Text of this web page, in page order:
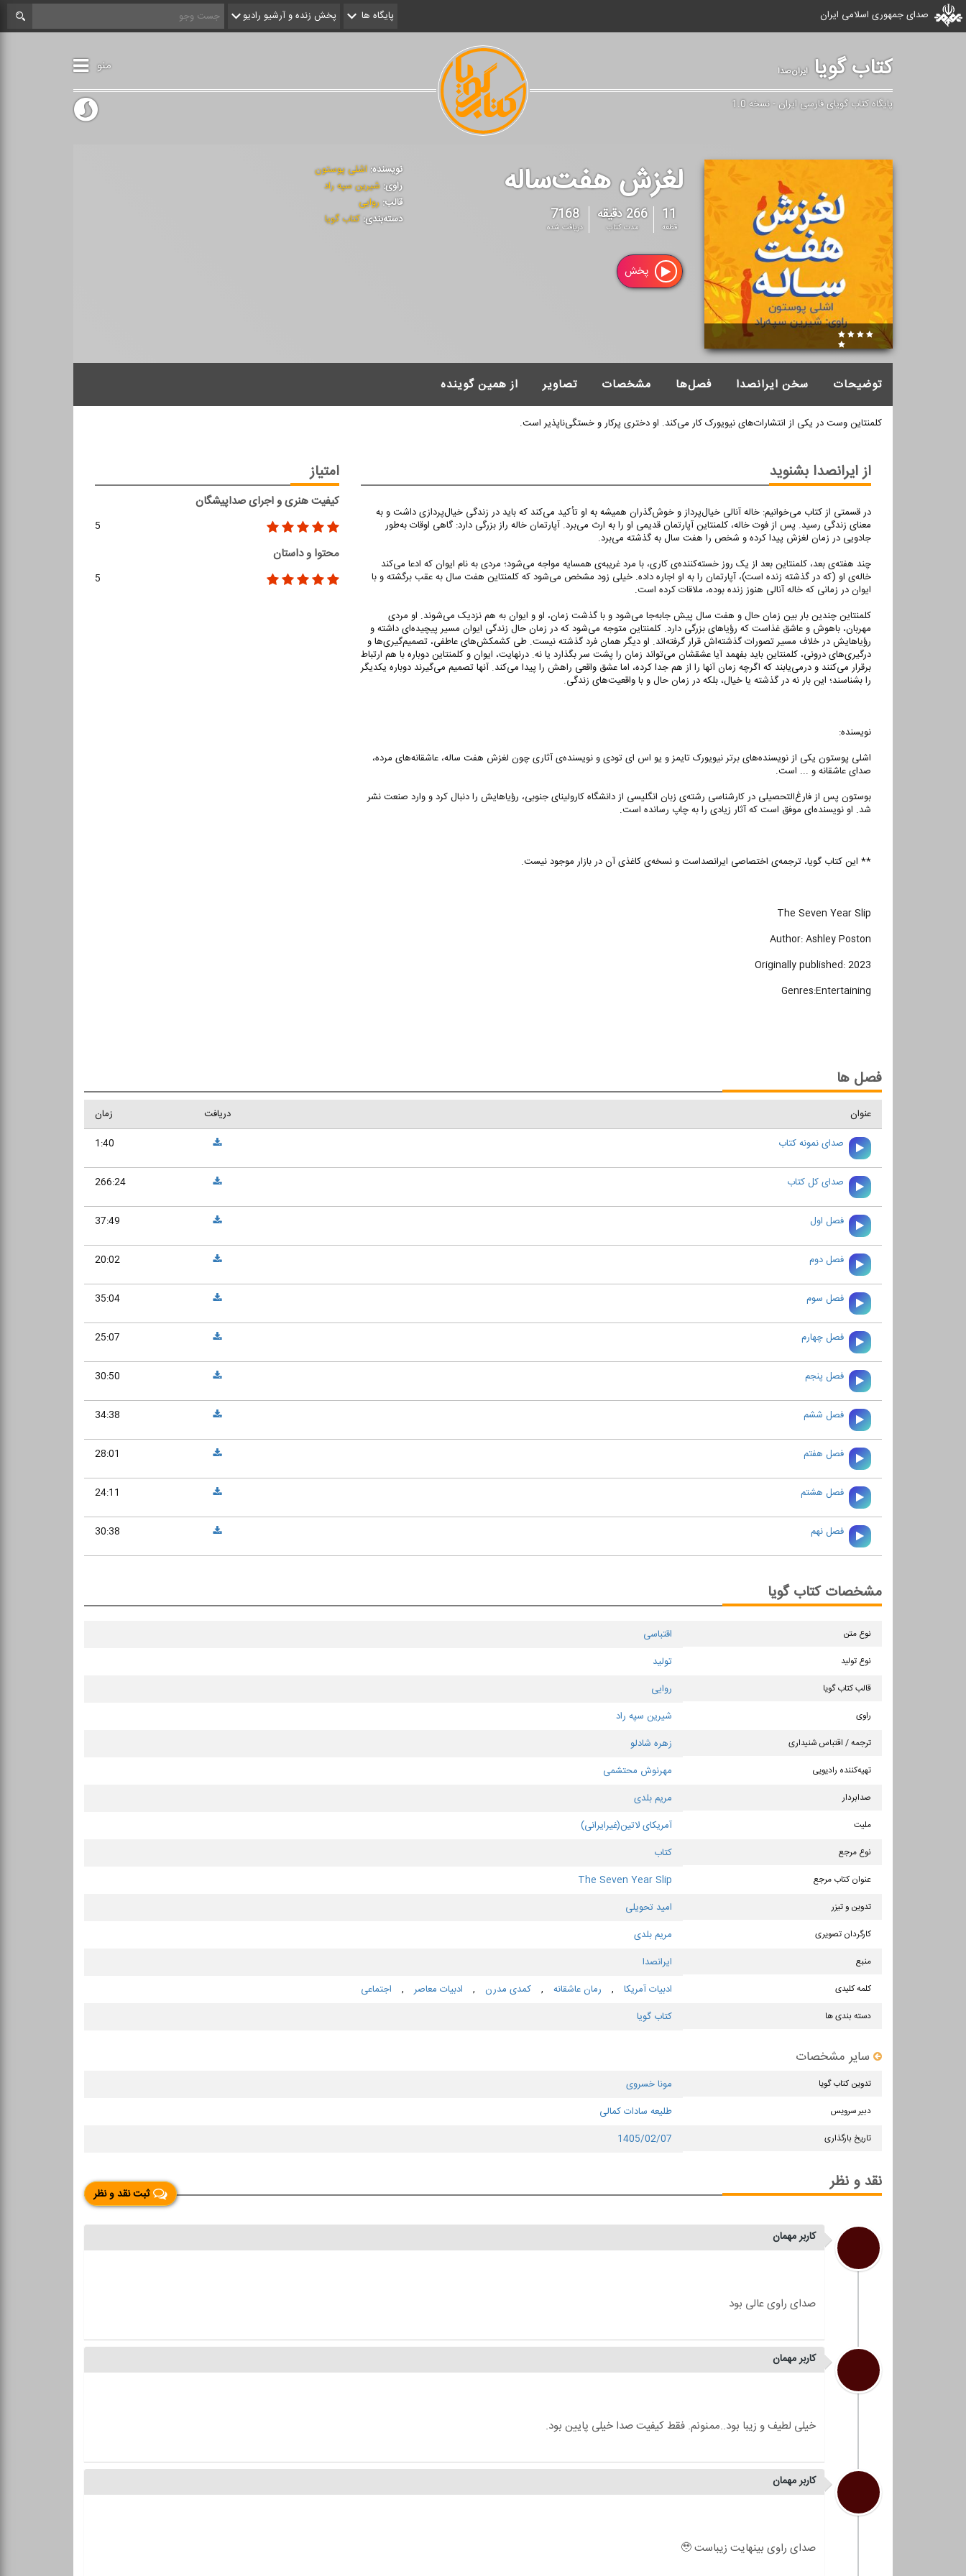
صدای جمهوری اسلامی ایران پایگاه ها پخش زنده و آرشیو رادیو
کتاب گویاایران‌صدا منو
پایگاه کتاب گویای فارسی ایران - نسخه 1.0
لغزش هفت‌‌‌ساله
11
قطعه
266 دقیقه
مدت کتاب
7168
دریافت شده
پخش
نویسنده:اشلی پوستون
راوی: شیرین سپه راد
قالب: روایی
دسته‌بندی: کتاب گویا
توضیحات سخن ایرانصدا فصل‌ها مشخصات تصاویر از همین گوینده
کلمنتاین‌ وست‌ در یکی از انتشارات‌های نیویورک کار می‌کند. او دختری پرکار و خستگی‌ناپذیر است.
از ایرانصدا بشنوید
در قسمتی از کتاب می‌خوانیم: خاله آنالی خیال‌پرداز و خوش‌گذران همیشه به او تأکید می‌کند که باید در زندگی خیال‌پردازی داشت و به
معنای زندگی رسید. پس از فوت خاله، کلمنتاین‌ آپارتمان قدیمی او را به ارث می‌برد. آپارتمان خاله راز بزرگی دارد: گاهی اوقات به‌طور
جادویی در زمان لغزش پیدا کرده و شخص را هفت سال به گذشته می‌برد.
چند هفته‌ی بعد، کلمنتاین بعد از یک روز خسته‌کننده‌ی کاری، با مرد غریبه‌ی همسایه مواجه می‌شود؛ مردی به نام ایوان که ادعا می‌کند
خاله‌ی او (که در گذشته زنده است)، آپارتمان را به او اجاره داده. خیلی زود مشخص می‌شود که کلمنتاین هفت سال به عقب برگشته و با
ایوان در زمانی که خاله آنالی هنوز زنده بوده، ملاقات کرده است.
کلمنتاین چندین بار بین زمان حال و هفت سال پیش جابه‌جا می‌شود و با گذشت زمان، او و ایوان به هم نزدیک می‌شوند. او مردی
مهربان، باهوش و عاشق غذاست که رؤیاهای بزرگی دارد. کلمنتاین متوجه می‌شود که در زمان حال زندگی ایوان مسیر پیچیده‌ای داشته و
رؤیاهایش در خلاف مسیر تصورات گذشته‌اش قرار گرفته‌اند. او دیگر همان فرد گذشته نیست. طی کشمکش‌های عاطفی، تصمیم‌گیری‌ها و
درگیری‌های درونی، کلمنتاین باید بفهمد آیا عشقشان می‌تواند زمان را پشت سر بگذارد یا نه. درنهایت، ایوان و کلمنتاین دوباره با هم ارتباط
برقرار می‌کنند و درمی‌یابند که اگرچه زمان آنها را از هم جدا کرده، اما عشق واقعی راهش را پیدا می‌کند. آنها تصمیم می‌گیرند دوباره یکدیگر
را بشناسند؛ این بار نه در گذشته یا خیال، بلکه در زمان حال و با واقعیت‌های زندگی.
نویسنده:
اشلی پوستون یکی از نویسنده‌های برتر نیویورک تایمز و یو اس ای تودی و نویسنده‌ی آثاری چون لغزش هفت ساله، عاشقانه‌های مرده،
صدای عاشقانه و ... است.
بوستون پس از فارغ‌التحصیلی در کارشناسی رشته‌ی زبان انگلیسی از دانشگاه کارولینای جنوبی، رؤیاهایش را دنبال کرد و وارد صنعت نشر
شد. او نویسنده‌ای موفق است که آثار زیادی را به چاپ رسانده است.
** این کتاب گویا، ترجمه‌ی اختصاصی ایرانصداست و نسخه‌ی کاغذی آن در بازار موجود نیست.
The Seven Year Slip
Author: Ashley Poston
Originally published: 2023
Genres:Entertaining
امتیاز
کیفیت هنری و اجرای صداپیشگان
5
محتوا و داستان
5
فصل ها
عنوان زمان
دریافت
صدای نمونه کتاب
1:40
صدای کل کتاب 266:24
فصل اول 37:49
فصل دوم 20:02
فصل سوم 35:04
فصل چهارم 25:07
فصل پنجم 30:50
فصل ششم 34:38
فصل هفتم 28:01
فصل هشتم 24:11
فصل نهم 30:38
مشخصات کتاب گویا
نوع متن اقتباسی
نوع تولید تولید
قالب کتاب گویا روایی
راوی شیرین سپه راد
ترجمه / اقتباس شنیداری زهره شادلو
تهیه‌کننده رادیویی مهرنوش محتشمی
صدابردار مریم بلدی
ملیت آمریکای لاتین(غیرایرانی)
نوع مرجع کتاب
عنوان كتاب مرجع The Seven Year Slip
تدوین و تیزر امید تحویلی
کارگردان تصویری مریم بلدی
منبع ایرانصدا
کلمه کلیدی ادبیات آمریكا , رمان عاشقانه , كمدی مدرن , ادبیات معاصر , اجتماعی
دسته بندی ها کتاب گویا
سایر مشخصات
تدوین کتاب گویا مونا خسروی
دبیر سرویس طلیعه سادات کمالی
تاریخ بارگذاری 1405/02/07
ثبت نقد و نظر
نقد و نظر
کاربر مهمان
کاربر مهمان
کاربر مهمان